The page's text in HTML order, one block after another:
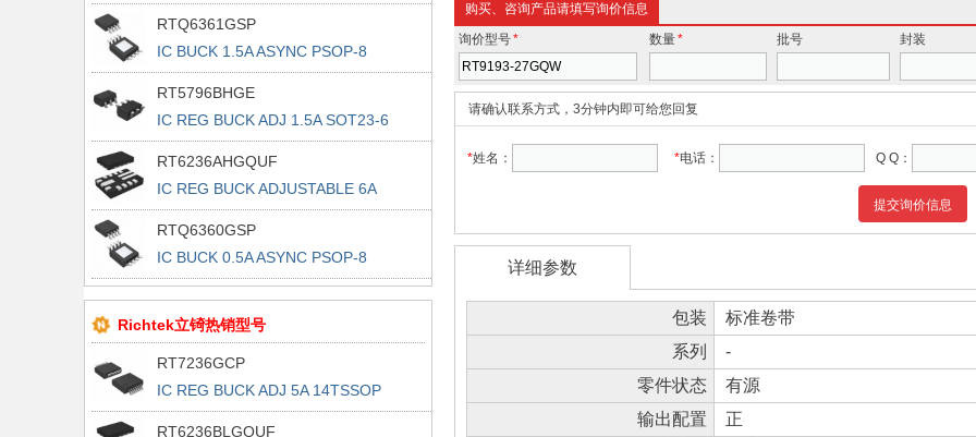
16WQFN
RTQ6361GSP
IC BUCK 1.5A ASYNC PSOP-8
RT5796BHGE
IC REG BUCK ADJ 1.5A SOT23-6
RT6236AHGQUF
IC REG BUCK ADJUSTABLE 6A
13UQFN
RTQ6360GSP
IC BUCK 0.5A ASYNC PSOP-8
Richtek立锜热销型号
RT7236GCP
IC REG BUCK ADJ 5A 14TSSOP
RT6236BLGQUF
购买、咨询产品请填写询价信息
询价型号* 数量* 批号 封装
请确认联系方式，3分钟内即可给您回复
*姓名： *电话： Q Q：
提交询价信息
详细参数
包装
标准卷带
系列
-
零件状态
有源
输出配置
正